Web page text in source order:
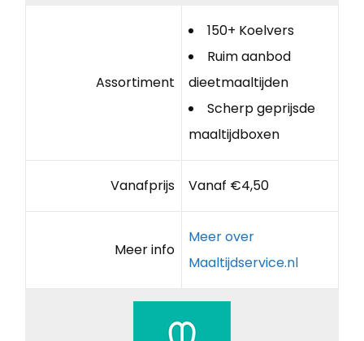
Assortiment
150+ Koelvers
Ruim aanbod
dieetmaaltijden
Scherp geprijsde
maaltijdboxen
Vanafprijs Vanaf €4,50
Meer info
Meer over
Maaltijdservice.nl